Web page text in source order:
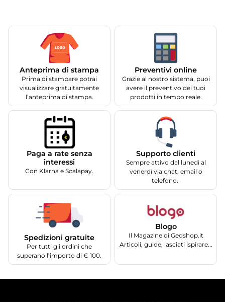
Anteprima di stampa
Prima di stampare potrai
visualizzare gratuitamente
l’anteprima di stampa.
Preventivi online
Grazie al nostro sistema, puoi
avere il preventivo dei tuoi
prodotti in tempo reale.
Paga a rate senza
interessi
Con Klarna e Scalapay.
Supporto clienti
Sempre attivo dal lunedì al
venerdì via chat, email o
telefono.
Spedizioni gratuite
Per tutti gli ordini che
superano l’importo di € 100.
Blogo
Il Magazine di Gedshop.it
Articoli, guide, lasciati ispirare...